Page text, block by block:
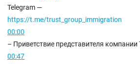
Telegram —
https://t.me/trust_group_immigration
00:00
– Приветствие представителя компании
00:47